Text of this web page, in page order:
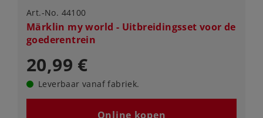
Art.-No. 44100
Märklin my world - Uitbreidingsset voor de
goederentrein
20,99 €
Leverbaar vanaf fabriek.
Online kopen